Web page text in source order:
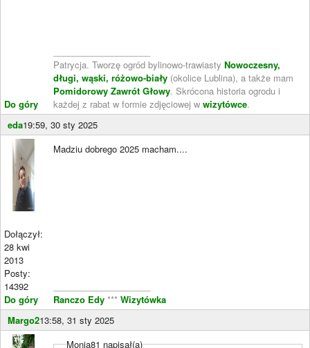
Do góry
Patrycja. Tworzę ogród bylinowo-trawiasty Nowoczesny,
długi, wąski, różowo-biały (okolice Lublina), a także mam
Pomidorowy Zawrót Głowy. Skrócona historia ogrodu i
każdej z rabat w formie zdjęciowej w wizytówce.
eda19:59, 30 sty 2025
Dołączył:
28 kwi
2013
Posty:
14392
Do góry
Madziu dobrego 2025 macham....
Ranczo Edy *** Wizytówka
Margo213:58, 31 sty 2025
Monia81 napisał(a)